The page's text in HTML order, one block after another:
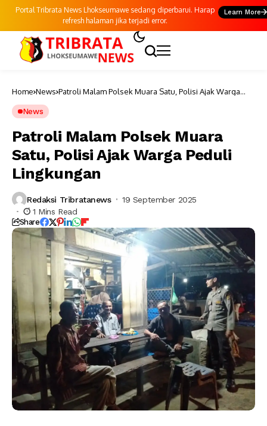
Portal Tribrata News Lhokseumawe sedang diperbarui. Harap
refresh halaman jika terjadi error.
Learn More
Home News Patroli Malam Polsek Muara Satu, Polisi Ajak Warga
News
Patroli Malam Polsek Muara
Satu, Polisi Ajak Warga Peduli
Lingkungan
Redaksi Tribratanews
19 September 2025
1 Mins Read
Share